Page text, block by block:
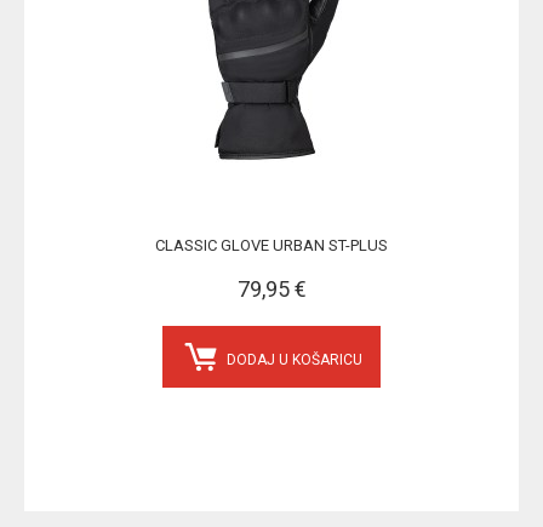
CLASSIC GLOVE URBAN ST-PLUS
79,95 €
DODAJ U KOŠARICU